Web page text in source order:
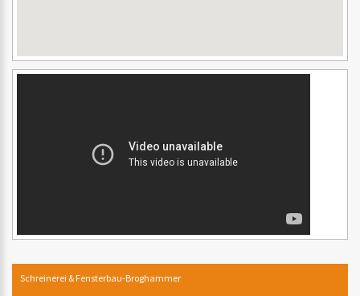
Schreinerei & Fensterbau-Broghammer